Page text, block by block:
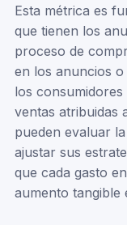
Esta métrica es
que tienen los
proceso de
en los anuncios
los
ventas atribuidas
pueden evaluar
ajustar sus
que cada gasto
aumento tangible